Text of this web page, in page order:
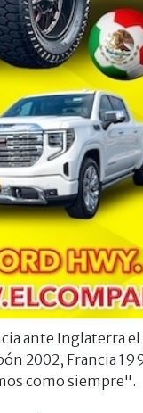
ante Inglaterra
2002, Francia
como siempre".